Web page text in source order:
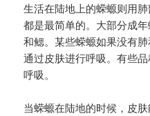
生活在陆地上的蝾螈则用
都是最简单的。 大部分成
和鳃。某些蝾螈如果没有
通过皮肤进行呼吸。有些
呼吸。
当蝾螈在陆地的时候，皮